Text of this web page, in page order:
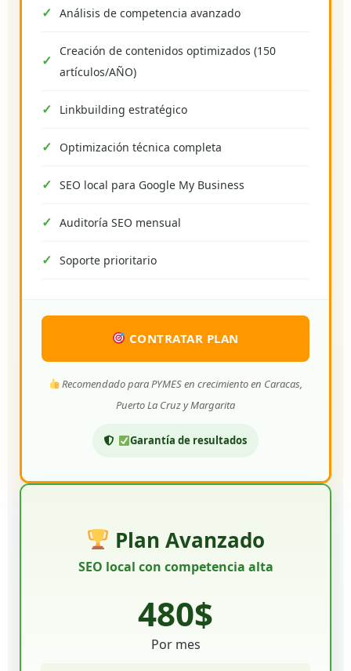
Análisis de competencia avanzado
Creación de contenidos optimizados (150
artículos/AÑO)
Linkbuilding estratégico
Optimización técnica completa
SEO local para Google My Business
Auditoría SEO mensual
Soporte prioritario
CONTRATAR PLAN
Recomendado para PYMES en crecimiento en Caracas,
Puerto La Cruz y Margarita
Garantía de resultados
Plan Avanzado
SEO local con competencia alta
480$
Por mes